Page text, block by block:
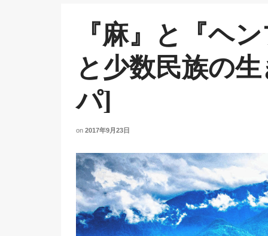
『麻』と『ヘ
と少数民族の
パ]
on 2017年9月23日